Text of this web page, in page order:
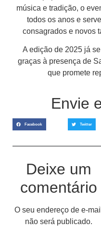
música e tradição, o
todos os anos e
consagrados e novos
A edição de 2025 já
graças à presença de
que promete
Envie
Facebook Twitter
Deixe um
comentário
O seu endereço de e-mail
não será publicado.